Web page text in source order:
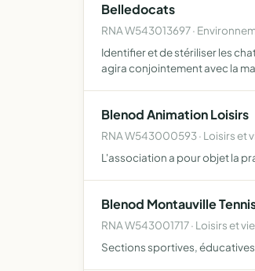
Belledocats
RNA W543013697 ·
Identifier et de stériliser les
agira conjointement avec la
Blenod Animation Loisirs
RNA W543000593 · Loisirs et
L'association a pour objet la
Blenod Montauville
RNA W543001717 · Loisirs et
Sections sportives,